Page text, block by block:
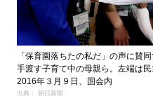
「保育園落ちたの私だ」の声に賛
手渡す子育て中の母親ら。左端は
2016年３月９日、国会内
出典： 朝日新聞